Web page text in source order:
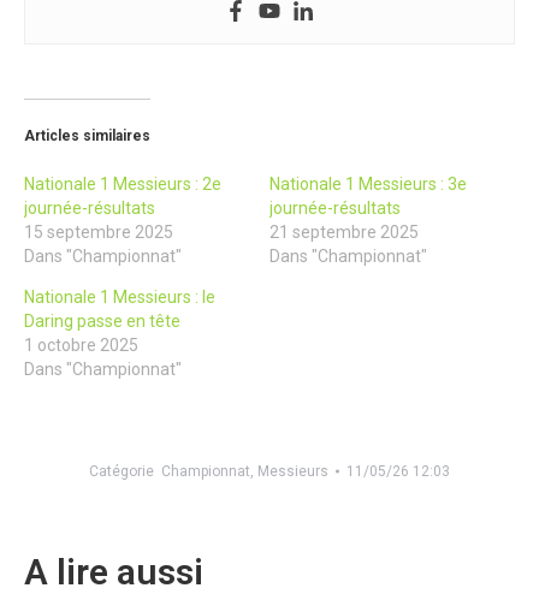
Articles similaires
Nationale 1 Messieurs : 2e
journée-résultats
15 septembre 2025
Dans "Championnat"
Nationale 1 Messieurs : 3e
journée-résultats
21 septembre 2025
Dans "Championnat"
Nationale 1 Messieurs : le
Daring passe en tête
1 octobre 2025
Dans "Championnat"
Catégorie Championnat Messieurs 11/05/26 12:03
A lire aussi